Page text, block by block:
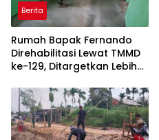
Berita
Rumah Bapak Fernando
Direhabilitasi Lewat TMMD
ke-129, Ditargetkan Lebih